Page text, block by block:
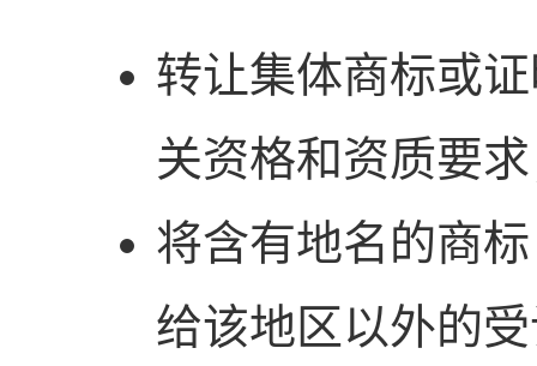
转让集体商标或
关资格和资质要
将含有地名的商
给该地区以外的